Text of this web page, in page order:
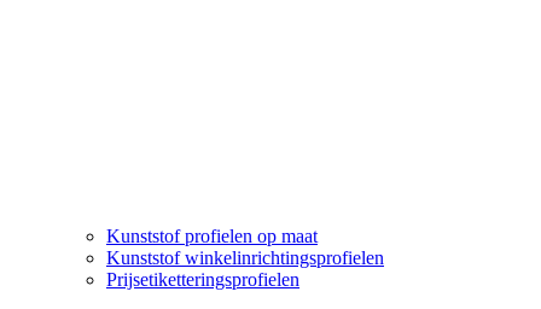
Kunststof profielen op maat
Kunststof winkelinrichtingsprofielen
Prijsetiketteringsprofielen